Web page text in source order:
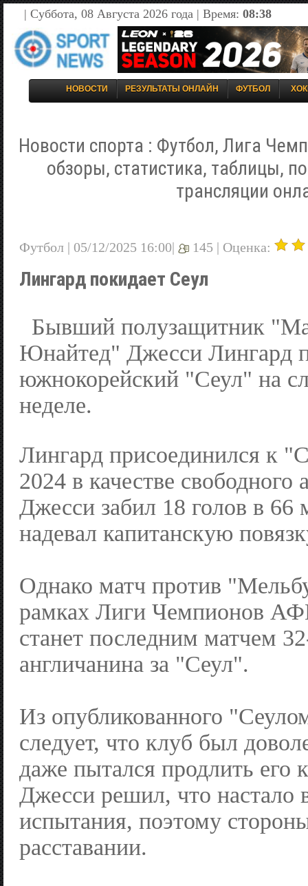
| Суббота, 08 Августа 2026 года | Время: 08:38
НОВОСТИ РЕЗУЛЬТАТЫ ОНЛАЙН ФУТБОЛ
Новости спорта : Футбол, Лига
обзоры, статистика, таблицы,
трансляции
Футбол | 05/12/2025 16:00| 145 | Оценка:
Лингард покидает Сеул
Бывший полузащитник
Юнайтед" Джесси Лингард
южнокорейский "Сеул" на
неделе.
Лингард присоединился к
2024 в качестве свободного
Джесси забил 18 голов в 66
надевал капитанскую
Однако матч против
рамках Лиги Чемпионов
станет последним матчем
англичанина за "Сеул".
Из опубликованного
следует, что клуб был
даже пытался продлить его
Джесси решил, что настало
испытания, поэтому
расставании.